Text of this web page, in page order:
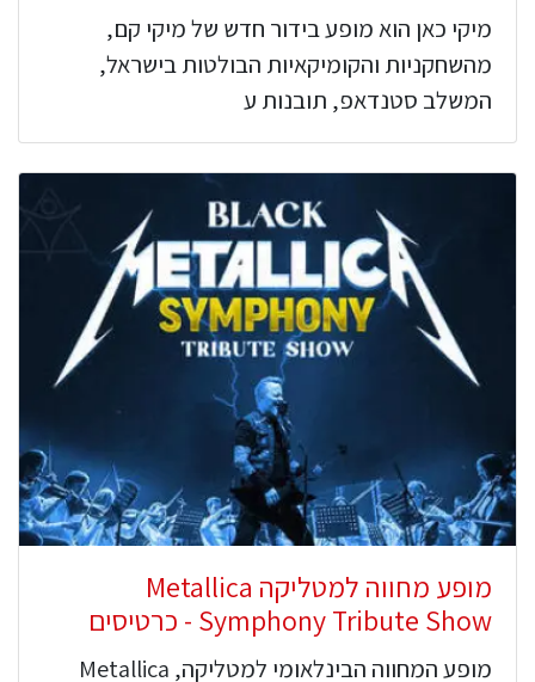
מיקי כאן הוא מופע בידור חדש של מיקי קם,
מהשחקניות והקומיקאיות הבולטות בישראל,
המשלב סטנדאפ, תובנות ע
מופע מחווה למטליקה Metallica
Symphony Tribute Show - כרטיסים
מופע המחווה הבינלאומי למטליקה, Metallica